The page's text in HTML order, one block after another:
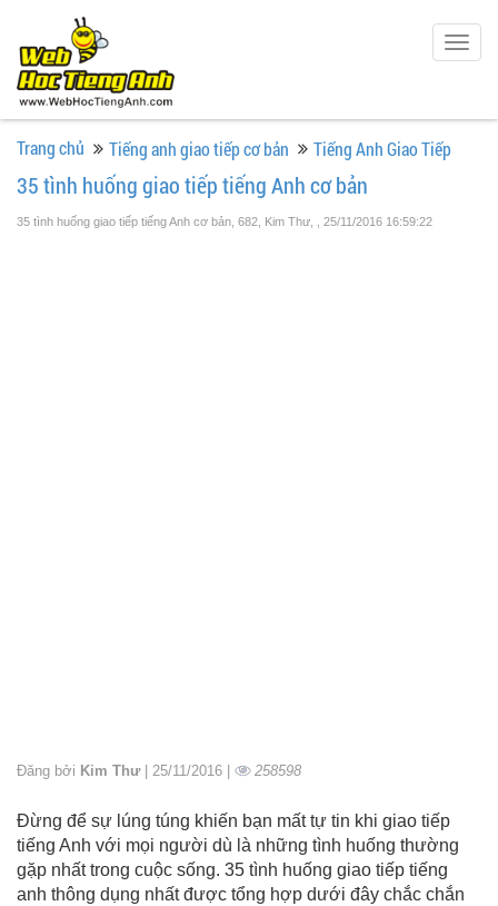
Trang chủ Tiếng anh giao tiếp cơ bản Tiếng Anh Giao Tiếp
35 tình huống giao tiếp tiếng Anh cơ bản
35 tình huống giao tiếp tiếng Anh cơ bản, 682, Kim Thư, , 25/11/2016 16:59:22
Đăng bởi Kim Thư| 25/11/2016 | 258598
Đừng để sự lúng túng khiến bạn mất tự tin khi giao tiếp
tiếng Anh với mọi người dù là những tình huống thường
gặp nhất trong cuộc sống. 35 tình huống giao tiếp tiếng
anh thông dụng nhất được tổng hợp dưới đây chắc chắn